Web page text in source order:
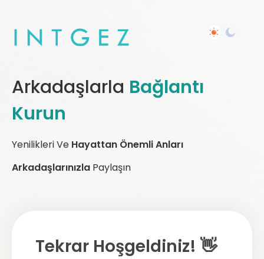
Arkadaşlarla Bağlantı
Kurun
Yenilikleri Ve Hayattan Önemli Anları
Arkadaşlarınızla Paylaşın
Tekrar Hoşgeldiniz! 👋